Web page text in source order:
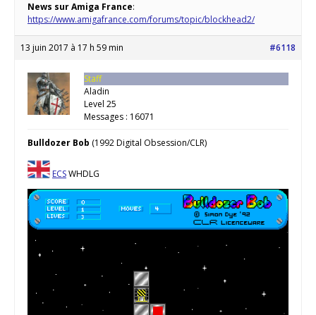
News sur Amiga France:
https://www.amigafrance.com/forums/topic/blockhead2/
13 juin 2017 à 17 h 59 min #6118
Staff
Aladin
Level 25
Messages : 16071
Bulldozer Bob (1992 Digital Obsession/CLR)
ECSWHDLG